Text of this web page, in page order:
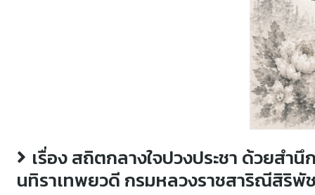
เรื่อง สถิตกลางใจปวงประชา ด้วยสำ
นทิราเทพยวดี กรมหลวงราชสาริณีสิริพั